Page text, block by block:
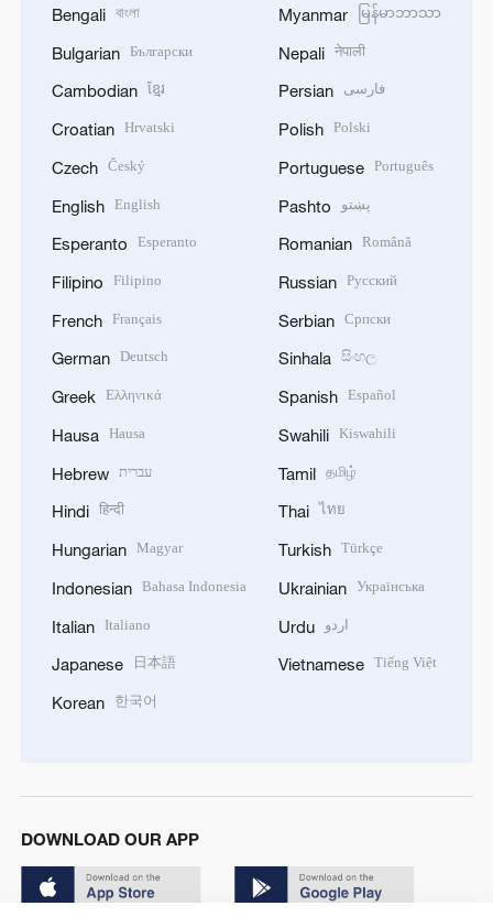
Bengali বাংলা
Bulgarian Български
Cambodian ខ្មែរ
Croatian Hrvatski
Czech Český
English English
Esperanto Esperanto
Filipino Filipino
French Français
German Deutsch
Greek Ελληνικά
Hausa Hausa
Hebrew עברית
Hindi हिन्दी
Hungarian Magyar
Indonesian Bahasa Indonesia
Italian Italiano
Japanese 日本語
Korean 한국어
Myanmar မြန်မာဘာသာ
Nepali नेपाली
Persian فارسی
Polish Polski
Portuguese Português
Pashto پښتو
Romanian Română
Russian Русский
Serbian Српски
Sinhala සිංහල
Spanish Español
Swahili Kiswahili
Tamil தமிழ்
Thai ไทย
Turkish Türkçe
Ukrainian Українська
Urdu اردو
Vietnamese Tiếng Việt
DOWNLOAD OUR APP